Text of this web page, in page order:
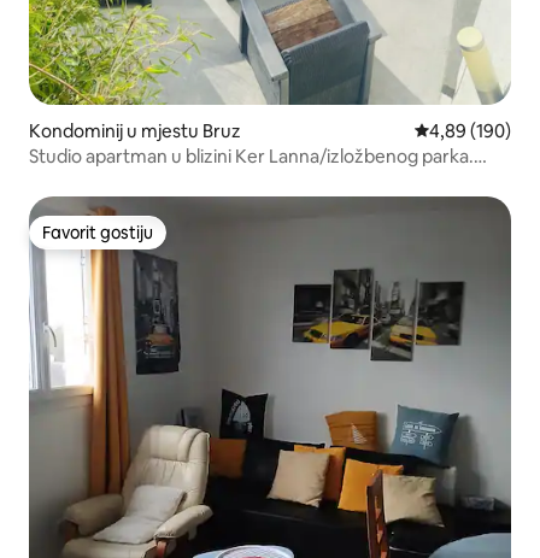
Kondominij u mjestu Bruz Prosječna
4,89 (190)
Studio apartman u blizini Ker Lanna/izložbenog parka.
Favorit gostiju
Favorit gostiju